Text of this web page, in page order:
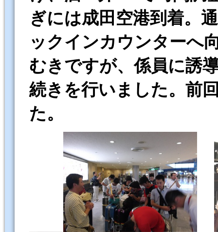
ぎには成田空港到着。
ックインカウンターへ
むきですが、係員に誘
続きを行いました。前
た。